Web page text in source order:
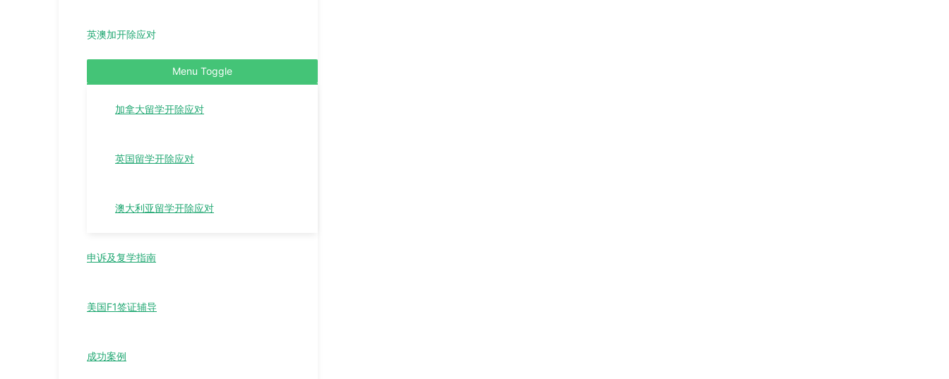
英澳加开除应对
Menu Toggle
加拿大留学开除应对
英国留学开除应对
澳大利亚留学开除应对
申诉及复学指南
美国F1签证辅导
成功案例